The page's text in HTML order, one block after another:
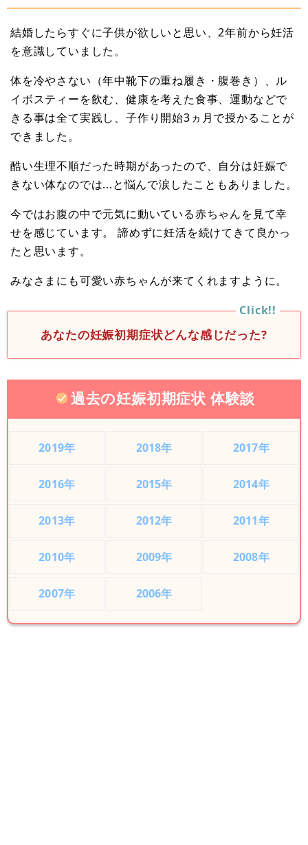
結婚したらすぐに子供が欲しいと思い、2年前から妊活
を意識していました。
体を冷やさない（年中靴下の重ね履き・腹巻き）、ル
イボスティーを飲む、健康を考えた食事、運動などで
きる事は全て実践し、子作り開始3ヵ月で授かることが
できました。
酷い生理不順だった時期があったので、自分は妊娠で
きない体なのでは...と悩んで涙したこともありました。
今ではお腹の中で元気に動いている赤ちゃんを見て幸
せを感じています。 諦めずに妊活を続けてきて良かっ
たと思います。
みなさまにも可愛い赤ちゃんが来てくれますように。
あなたの妊娠初期症状どんな感じだった?
過去の妊娠初期症状 体験談
2019年 2018年 2017年
2016年 2015年 2014年
2013年 2012年 2011年
2010年 2009年 2008年
2007年 2006年